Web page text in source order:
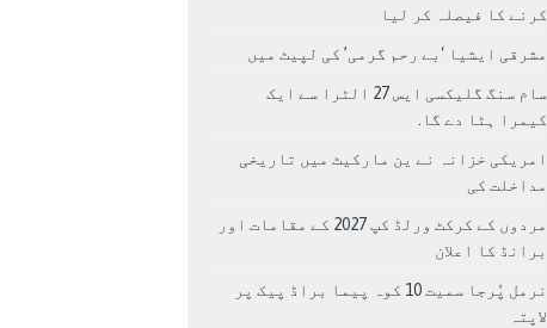
کرنے کا فیصلہ کر لیا
مشرقی ایشیا ‘بے رحم گرمی’ کی لپیٹ میں
سام سنگ گلیکسی ایس 27 الٹرا سے ایک
کیمرا ہٹا دے گا.
امریکی خزانہ نے ین مارکیٹ میں تاریخی
مداخلت کی
مردوں کے کرکٹ ورلڈ کپ 2027 کے مقامات اور
برانڈ کا اعلان
نرمل پُرجا سمیت 10 کوہ پیما براڈ پیک پر
لاپتہ